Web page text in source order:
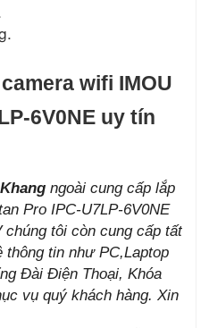
wifi IMOU
6V0NE uy tín
ngoài cung cấp lắp
Pro IPC-U7LP-6V0NE
chúng tôi còn cung cấp tất
tin như PC,Laptop
Đài Điện Thoại, Khóa
vụ quý khách hàng. Xin